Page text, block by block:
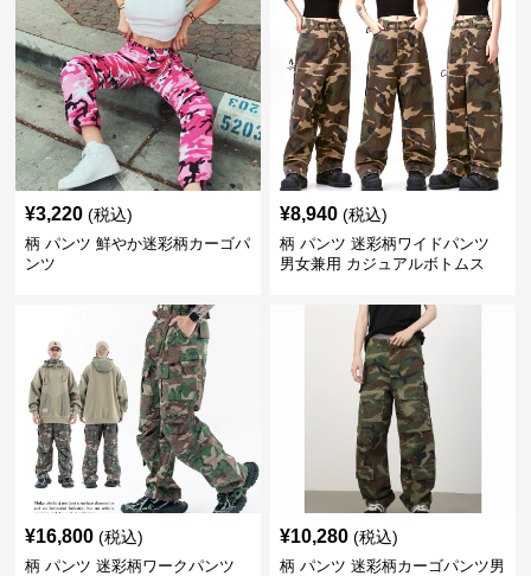
¥3,220 (税込)
柄 パンツ 鮮やか迷彩柄カーゴパ
ンツ
¥8,940 (税込)
柄 パンツ 迷彩柄ワイドパンツ
男女兼用 カジュアルボトムス
¥16,800 (税込)
柄 パンツ 迷彩柄ワークパンツ
¥10,280 (税込)
柄 パンツ 迷彩柄カーゴパンツ男